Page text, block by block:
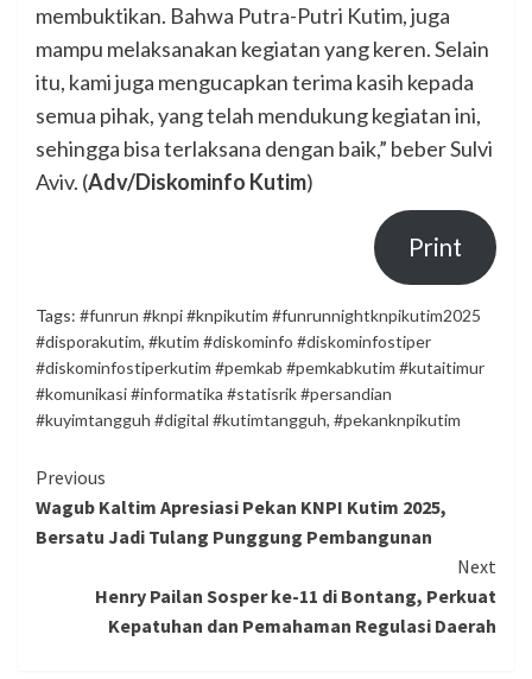
membuktikan. Bahwa Putra-Putri Kutim, juga
mampu melaksanakan kegiatan yang keren. Selain
itu, kami juga mengucapkan terima kasih kepada
semua pihak, yang telah mendukung kegiatan ini,
sehingga bisa terlaksana dengan baik,” beber Sulvi
Aviv. (Adv/Diskominfo Kutim)
Print
Tags: #funrun #knpi #knpikutim #funrunnightknpikutim2025
#disporakutim, #kutim #diskominfo #diskominfostiper
#diskominfostiperkutim #pemkab #pemkabkutim #kutaitimur
#komunikasi #informatika #statisrik #persandian
#kuyimtangguh #digital #kutimtangguh, #pekanknpikutim
Continue
Reading
Previous
Wagub Kaltim Apresiasi Pekan KNPI Kutim 2025,
Bersatu Jadi Tulang Punggung Pembangunan
Next
Henry Pailan Sosper ke-11 di Bontang, Perkuat
Kepatuhan dan Pemahaman Regulasi Daerah